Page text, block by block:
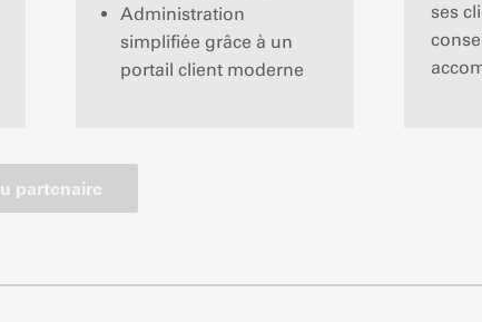
Administration
simplifiée grâce à un
portail client moderne
ses
partenaire